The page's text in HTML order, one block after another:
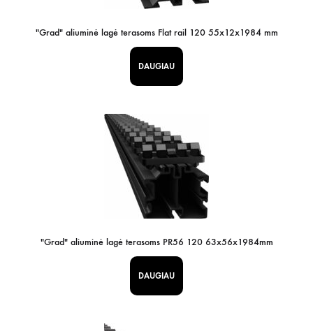
"Grad" aliuminė lagė terasoms Flat rail 120 55x12x1984 mm
DAUGIAU
"Grad" aliuminė lagė terasoms PR56 120 63x56x1984mm
DAUGIAU